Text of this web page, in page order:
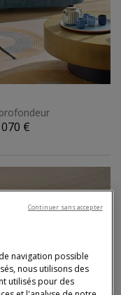
€
navigation possible
nous utilisons des
utilisés pour des
Continuer sans accepter